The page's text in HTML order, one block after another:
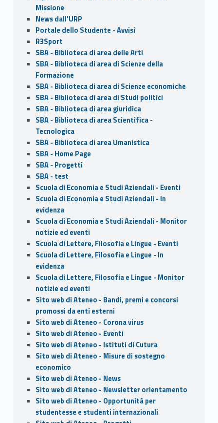
Missione
News dall'URP
Portale dello Studente - Avvisi
R3Sport
SBA - Biblioteca di area delle Arti
SBA - Biblioteca di area di Scienze della
Formazione
SBA - Biblioteca di area di Scienze economiche
SBA - Biblioteca di area di Studi politici
SBA - Biblioteca di area giuridica
SBA - Biblioteca di area Scientifica -
Tecnologica
SBA - Biblioteca di area Umanistica
SBA - Home Page
SBA - Progetti
SBA - test
Scuola di Economia e Studi Aziendali - Eventi
Scuola di Economia e Studi Aziendali - In
evidenza
Scuola di Economia e Studi Aziendali - Monitor
notizie ed eventi
Scuola di Lettere, Filosofia e Lingue - Eventi
Scuola di Lettere, Filosofia e Lingue - In
evidenza
Scuola di Lettere, Filosofia e Lingue - Monitor
notizie ed eventi
Sito web di Ateneo - Bandi, premi e concorsi
promossi da enti esterni
Sito web di Ateneo - Corona virus
Sito web di Ateneo - Eventi
Sito web di Ateneo - Istituti di Cutura
Sito web di Ateneo - Misure di sostegno
economico
Sito web di Ateneo - News
Sito web di Ateneo - Newsletter orientamento
Sito web di Ateneo - Opportunità per
studentesse e studenti internazionali